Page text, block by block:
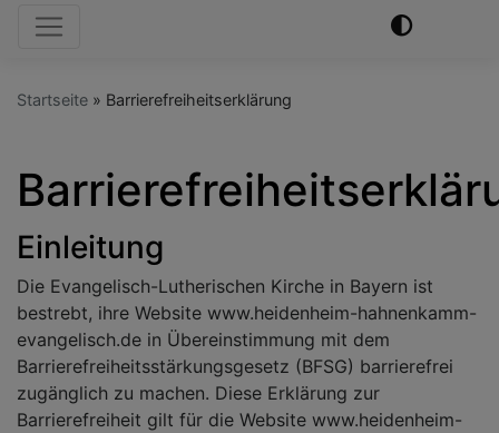
Hauptnavigation
Startseite Barrierefreiheitserklärung
Einleitung
Die Evangelisch-Lutherischen Kirche in Bayern ist
bestrebt, ihre Website www.heidenheim-hahnenkamm-
evangelisch.de in Übereinstimmung mit dem
Barrierefreiheitsstärkungsgesetz (BFSG) barrierefrei
zugänglich zu machen. Diese Erklärung zur
Barrierefreiheit gilt für die Website www.heidenheim-